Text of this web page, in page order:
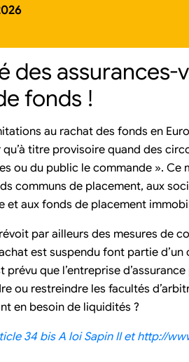
des
fonds !
au rachat des fonds en
titre provisoire quand des
ou du public le commande ». Ce
communs de placement, aux
et aux fonds de placement
par ailleurs des mesures de
est suspendu font partie
prévu que l’entreprise
ou restreindre les facultés
en besoin de liquidités ?
34 bis A loi Sapin II et http://